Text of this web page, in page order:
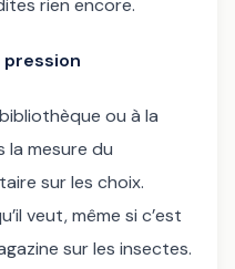
rien encore.
pression
ou à la
la mesure du
sur les choix.
veut, même si c’est
sur les insectes.